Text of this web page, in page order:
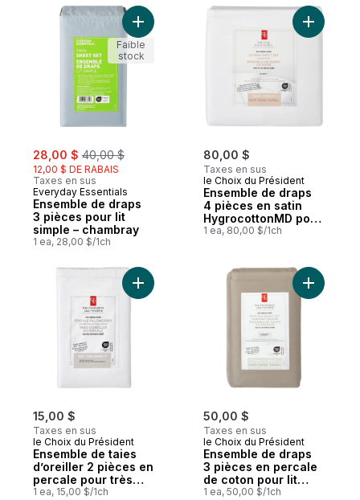
sale:
28,00 $ , formerly:
40,00 $
12,00 $ DE RABAIS
Taxes en sus
Everyday Essentials
Ensemble de draps
3 pièces pour lit
simple – chambray
1 ea, 28,00 $/1ch
Ajouter Ensemble de draps 3 pièces
Faible
stock
80,00 $
Taxes en sus
le Choix du Président
Ensemble de draps
4 pièces en satin
HygrocottonMD pour
grand lit – blanc
1 ea, 80,00 $/1ch
Ajouter
15,00 $
Taxes en sus
le Choix du Président
Ensemble de taies
d’oreiller 2 pièces en
percale pour très
grand lit
1 ea, 15,00 $/1ch
Ajouter Ensemble de taies d’oreiller 2
50,00 $
Taxes en sus
le Choix du Président
Ensemble de draps
3 pièces en percale
de coton pour lit
simple – brume
1 ea, 50,00 $/1ch
Ajouter